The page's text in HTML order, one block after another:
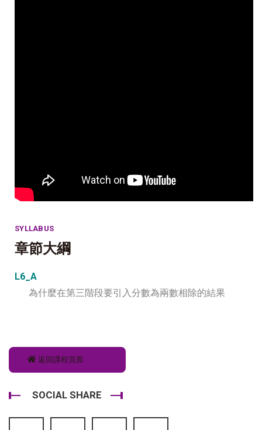
SYLLABUS
章節大綱
L6_A
為什麼在第三階段要引入分數為兩數相除的結果
返回課程頁面
SOCIAL SHARE